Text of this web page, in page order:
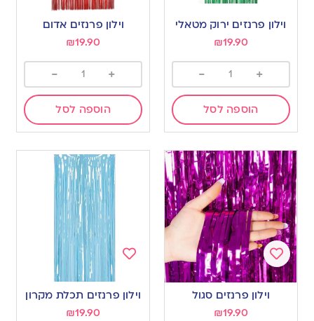
to
wishlist
וילון פרנזים ירוק מטאלי
₪19.90
+
-
הוספה לסל
wishlist
וילון פרנזים אדום
₪19.90
+
-
הוספה לסל
Add
wishlist
וילון פרנזים סגול
₪19.90
to
wishlist
וילון פרנזים תכלת מקרון
₪19.90